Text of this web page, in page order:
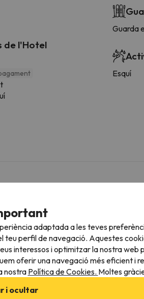
de l'Hotel
Guarda
Esquí
adaptada a les teves
perfil de navegació. Aquestes
interessos i optimitzar la nostra web
oferir una navegació més eficient i
nostra Política de Cookies. Moltes
i ocultar